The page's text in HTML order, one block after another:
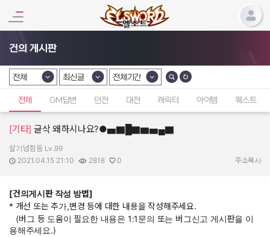
건의 게시판
카테고리 선택
전체
카테고리 선택
최신글
카테고리 선택
전체기간
전체 GM답변 던전 대전 캐릭터 아이템 퀘스트
[기타] 글삭 왜하시나요?●▅▇█▇▆▅▄▇
작성자:
살기넘힘듬 Lv.99
작성일:
2021.04.15 21:10
조회수:
2818
추천수:
0 주소복사
[건의게시판 작성 방법]
* 개선 또는 추가,변경 등에 대한 내용을 작성해주세요.
(버그 등 도움이 필요한 내용은 1:1문의 또는 버그신고 게시판을 이
용해주세요.)